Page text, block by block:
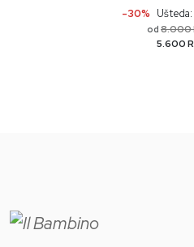
-30%
od 8.000
5.600